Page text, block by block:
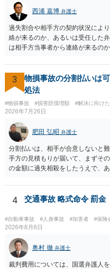
やご家族等が加入している保険に
用特約が付帯しているか なお、被
で、弁護士が受任する場合には、
る必要があります。日本語での十
ので、そのあたりのご事情も踏ま
西浦 嘉博 弁護士
過失割合や相手方の契約状況によ
絡が来るのか、あるいは受任した
は相手方当事者から連絡が来るの
金の支払いにつき、分割払いに合
合意しなければ和解できないこと
に、交渉の方向性につき、最寄り
ことも検討ください。
3
物損事故の分割払いは
処法
#物損事故 #損害賠償増額 #解決に向け
2026年7月26日
肥田 弘昭 弁護士
分割払いは、相手が合意しないと
手方の見積もりが届いて、まずそ
の金額に過失相殺をしたうえで、
分割払いにしたいとの示談案を提
されるのであれば、斡旋、仲裁、
4 交通事故 略式命令 罰金
#自動車事故 #人身事故 #加害者 #保険
2026年8月6日
奥村 徹 弁護士
裁判費用については、国選弁護人